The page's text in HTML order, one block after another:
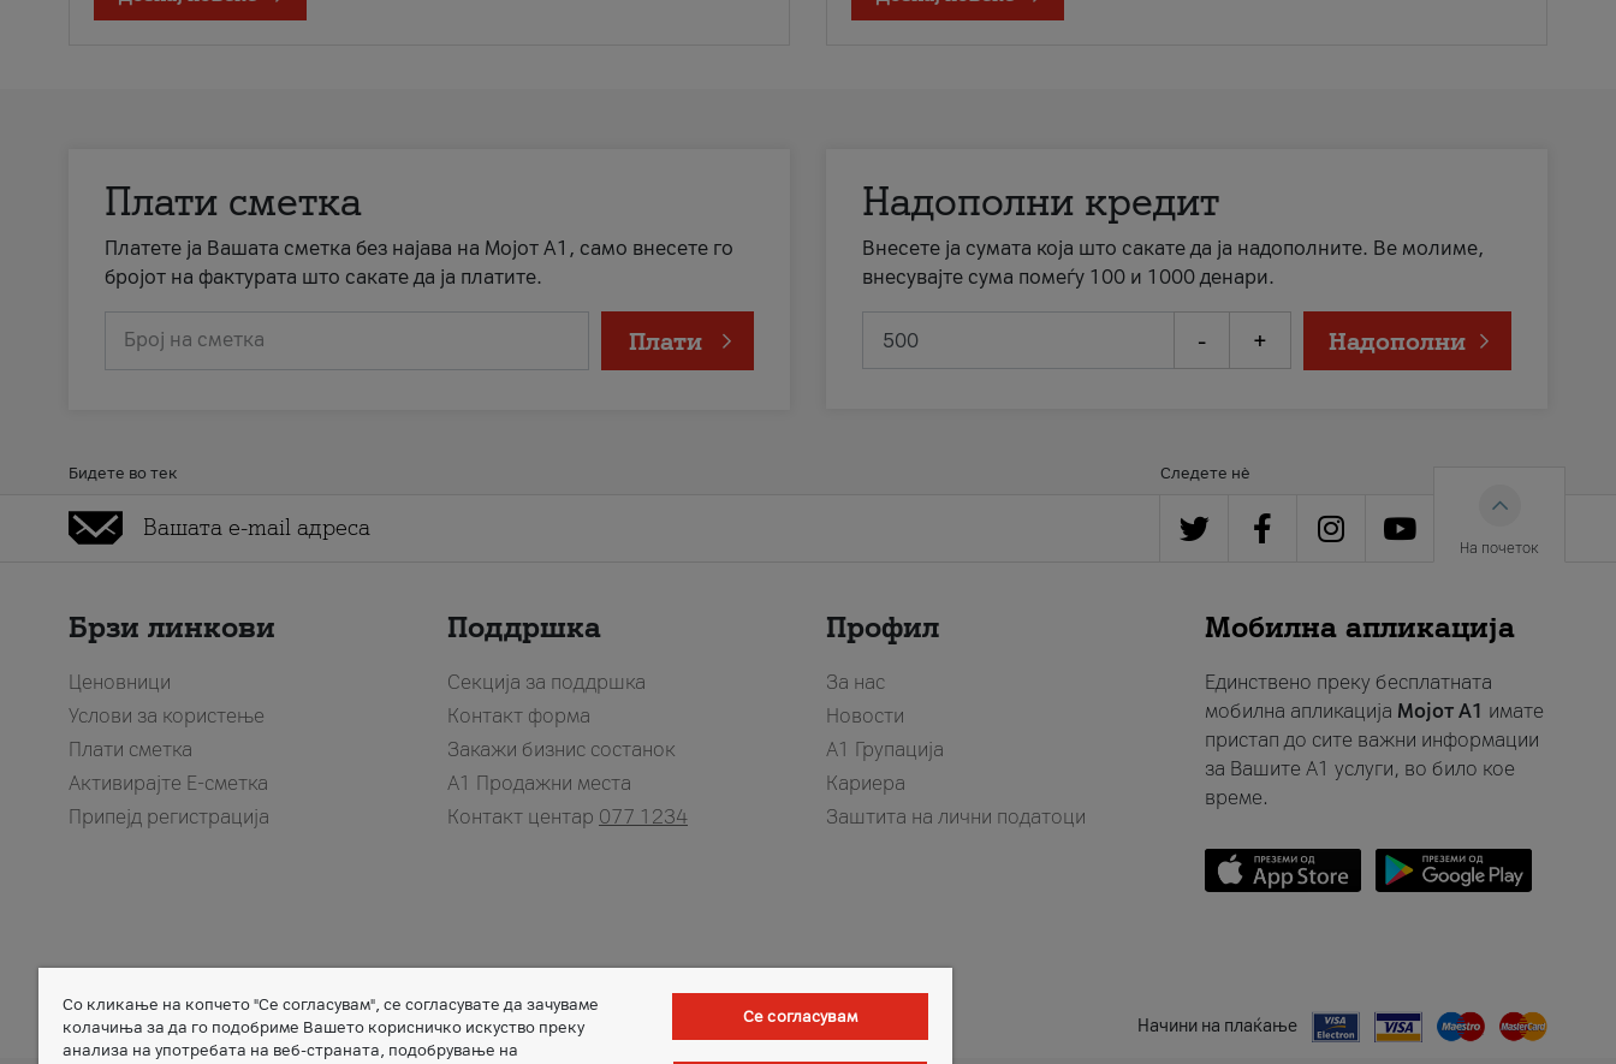
Плати сметка
Платете ја Вашата сметка без најава на Мојот А1, само внесете го
бројот на фактурата што сакате да ја платите.
Број на сметка Плати
Надополни кредит
Внесете ја сумата која што сакате да ја надополните. Ве молиме,
внесувајте сума помеѓу 100 и 1000 денари.
- + Надополни
Бидете во тек Следете нè
На почеток
Брзи линкови
Ценовници
Услови за користење
Плати сметка
Активирајте Е-сметка
Припејд регистрација
Поддршка
Секција за поддршка
Контакт форма
Закажи бизнис состанок
A1 Продажни места
Контакт центар 077 1234
Профил
За нас
Новости
А1 Групација
Кариера
Заштита на лични податоци
Мобилна апликација
Единствено преку бесплатната
мобилна апликација Мојот A1 имате
пристап до сите важни информации
за Вашите A1 услуги, во било кое
време.
Member of Начини на плаќање
Со кликање на копчето "Се согласувам", се согласувате да зачуваме
колачиња за да го подобриме Вашето корисничко искуство преку
анализа на употребата на веб-страната, подобрување на
Се согласувам